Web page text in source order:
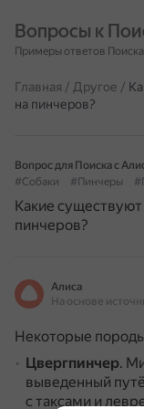
Вопросы к
Примеры ответов
Главная / Другое /
на пинчеров?
Вопрос для Поиска с
#Собаки
#Пинчеры
Какие
пинчеров?
Алиса
Некоторые
Цвергпинчер.
выведенный
с таксами и